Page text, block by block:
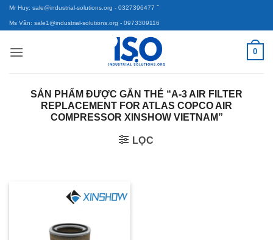
Bỏ
qua
dung
Mr Huy: sale@industrial-solutions.org - 0327396477 -
Ms Vân: sale1@industrial-solutions.org - 0973309116
0
SẢN PHẨM ĐƯỢC GẮN THẺ “A-3 AIR FILTER
REPLACEMENT FOR ATLAS COPCO AIR
COMPRESSOR XINSHOW VIETNAM”
LỌC